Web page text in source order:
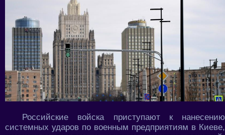
Российские войска приступают к нанесению
системных ударов по военным предприятиям в Киеве,